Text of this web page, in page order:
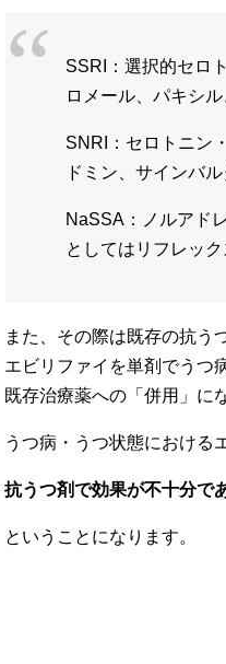
SSRI：選択的セロ
ロメール、パキシ
SNRI：セロトニン
ドミン、サインバ
NaSSA：ノルアド
としてはリフレッ
また、その際は既存の抗う
エビリファイを単剤でうつ
既存治療薬への「併用」に
うつ病・うつ状態における
抗うつ剤で効果が不十分で
ということになります。